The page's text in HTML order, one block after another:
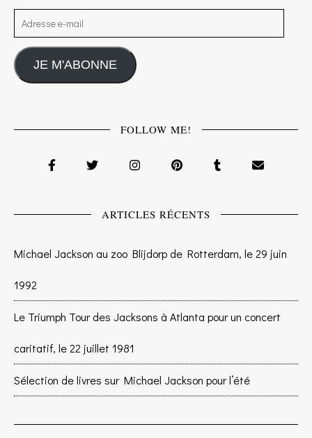
Adresse e-mail
JE M'ABONNE
FOLLOW ME!
ARTICLES RÉCENTS
Michael Jackson au zoo Blijdorp de Rotterdam, le 29 juin
1992
Le Triumph Tour des Jacksons à Atlanta pour un concert
caritatif, le 22 juillet 1981
Sélection de livres sur Michael Jackson pour l’été